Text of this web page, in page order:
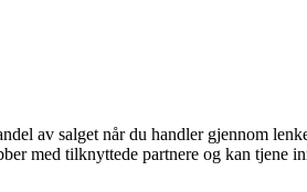
av salget når du handler gjennom
med tilknyttede partnere og kan tjene